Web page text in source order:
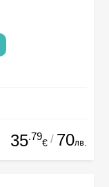
35.79
€ / 70лв.